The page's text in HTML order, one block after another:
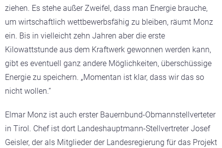
ziehen. Es stehe außer Zweifel, dass man Energie brauche,
um wirtschaftlich wettbewerbsfähig zu bleiben, räumt Monz
ein. Bis in vielleicht zehn Jahren aber die erste
Kilowattstunde aus dem Kraftwerk gewonnen werden kann,
gibt es eventuell ganz andere Möglichkeiten, überschüssige
Energie zu speichern. „Momentan ist klar, dass wir das so
nicht wollen.“
Elmar Monz ist auch erster Bauernbund-Obmannstellverteter
in Tirol. Chef ist dort Landeshauptmann-Stellvertreter Josef
Geisler, der als Mitglieder der Landesregierung für das Projekt